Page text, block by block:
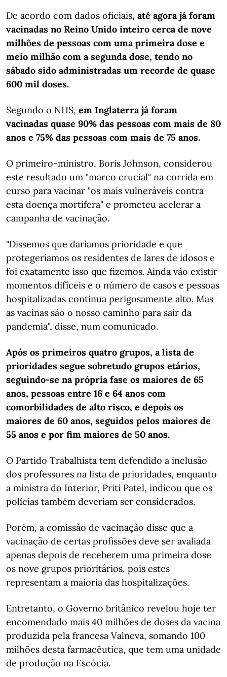
De acordo com dados oficiais, até agora já foram
vacinadas no Reino Unido inteiro cerca de nove
milhões de pessoas com uma primeira dose e
meio milhão com a segunda dose, tendo no
sábado sido administradas um recorde de quase
600 mil doses.
Segundo o NHS, em Inglaterra já foram
vacinadas quase 90% das pessoas com mais de 80
anos e 75% das pessoas com mais de 75 anos.
O primeiro-ministro, Boris Johnson, considerou
este resultado um "marco crucial" na corrida em
curso para vacinar "os mais vulneráveis contra
esta doença mortífera" e prometeu acelerar a
campanha de vacinação.
"Dissemos que daríamos prioridade e que
protegeríamos os residentes de lares de idosos e
foi exatamente isso que fizemos. Ainda vão existir
momentos difíceis e o número de casos e pessoas
hospitalizadas continua perigosamente alto. Mas
as vacinas são o nosso caminho para sair da
pandemia", disse, num comunicado.
Após os primeiros quatro grupos, a lista de
prioridades segue sobretudo grupos etários,
seguindo-se na própria fase os maiores de 65
anos, pessoas entre 16 e 64 anos com
comorbilidades de alto risco, e depois os
maiores de 60 anos, seguidos pelos maiores de
55 anos e por fim maiores de 50 anos.
O Partido Trabalhista tem defendido a inclusão
dos professores na lista de prioridades, enquanto
a ministra do Interior, Priti Patel, indicou que os
polícias também deveriam ser considerados.
Porém, a comissão de vacinação disse que a
vacinação de certas profissões deve ser avaliada
apenas depois de receberem uma primeira dose
os nove grupos prioritários, pois estes
representam a maioria das hospitalizações.
Entretanto, o Governo britânico revelou hoje ter
encomendado mais 40 milhões de doses da vacina
produzida pela francesa Valneva, somando 100
milhões desta farmacêutica, que tem uma unidade
de produção na Escócia.